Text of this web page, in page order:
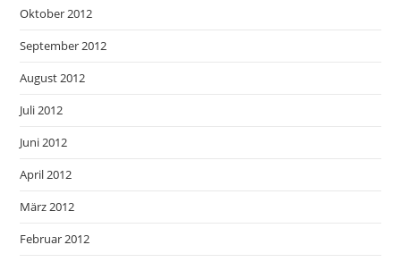
Oktober 2012
September 2012
August 2012
Juli 2012
Juni 2012
April 2012
März 2012
Februar 2012